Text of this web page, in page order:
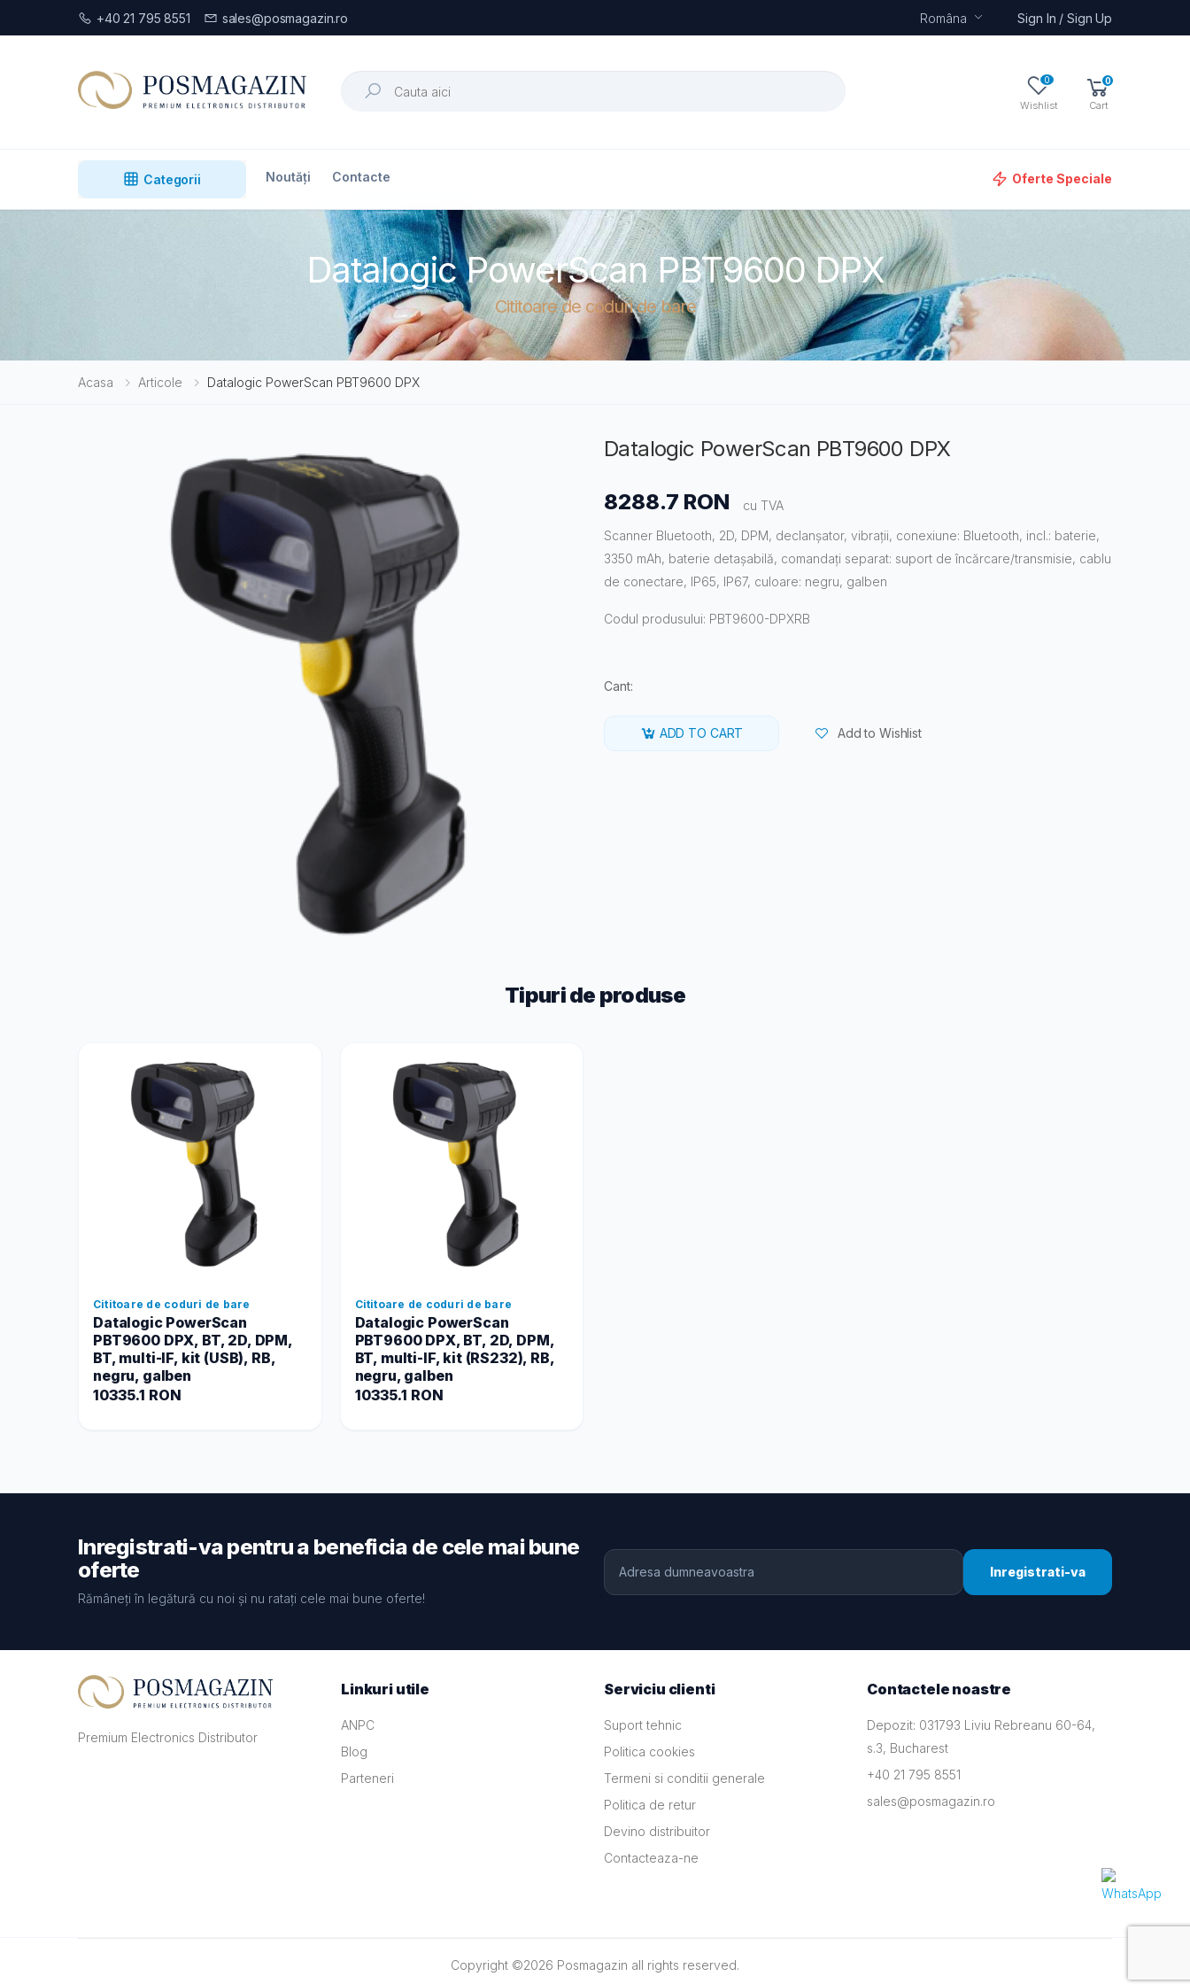
+40 21 795 8551 sales@posmagazin.ro Româna Sign In / Sign Up
0
Wishlist
0
Cart
Categorii Noutăți Contacte Oferte Speciale
Datalogic PowerScan PBT9600 DPX
Cititoare de coduri de bare
Acasa Articole Datalogic PowerScan PBT9600 DPX
Datalogic PowerScan PBT9600 DPX
8288.7 RON
cu TVA
Scanner Bluetooth, 2D, DPM, declanșator, vibrații, conexiune: Bluetooth, incl.: baterie,
3350 mAh, baterie detașabilă, comandați separat: suport de încărcare/transmisie, cablu
de conectare, IP65, IP67, culoare: negru, galben
Codul produsului: PBT9600-DPXRB
Cant:
ADD TO CART Add to Wishlist
Tipuri de produse
Cititoare de coduri de bare
Datalogic PowerScan
PBT9600 DPX, BT, 2D, DPM,
BT, multi-IF, kit (USB), RB,
negru, galben
10335.1 RON
Cititoare de coduri de bare
Datalogic PowerScan
PBT9600 DPX, BT, 2D, DPM,
BT, multi-IF, kit (RS232), RB,
negru, galben
10335.1 RON
Inregistrati-va pentru a beneficia de cele mai bune
oferte
Rămâneți în legătură cu noi și nu ratați cele mai bune oferte!
Inregistrati-va
Premium Electronics Distributor
Linkuri utile
ANPC
Blog
Parteneri
Serviciu clienti
Suport tehnic
Politica cookies
Termeni si conditii generale
Politica de retur
Devino distribuitor
Contacteaza-ne
Contactele noastre
Depozit: 031793 Liviu Rebreanu 60-64,
s.3, Bucharest
+40 21 795 8551
sales@posmagazin.ro
Copyright ©2026 Posmagazin all rights reserved.